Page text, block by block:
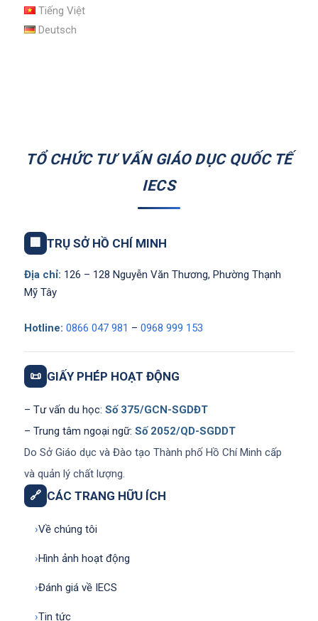
Tiếng Việt
Deutsch
TỔ CHỨC TƯ VẤN GIÁO DỤC QUỐC TẾ
IECS
🏢 TRỤ SỞ HỒ CHÍ MINH
Địa chỉ: 126 – 128 Nguyễn Văn Thương, Phường Thạnh
Mỹ Tây
Hotline: 0866 047 981 – 0968 999 153
📜 GIẤY PHÉP HOẠT ĐỘNG
– Tư vấn du học: Số 375/GCN-SGDĐT
– Trung tâm ngoại ngữ: Số 2052/QD-SGDDT
Do Sở Giáo dục và Đào tạo Thành phố Hồ Chí Minh cấp
và quản lý chất lượng.
🔗 CÁC TRANG HỮU ÍCH
›Về chúng tôi
›Hình ảnh hoạt động
›Đánh giá về IECS
›Tin tức